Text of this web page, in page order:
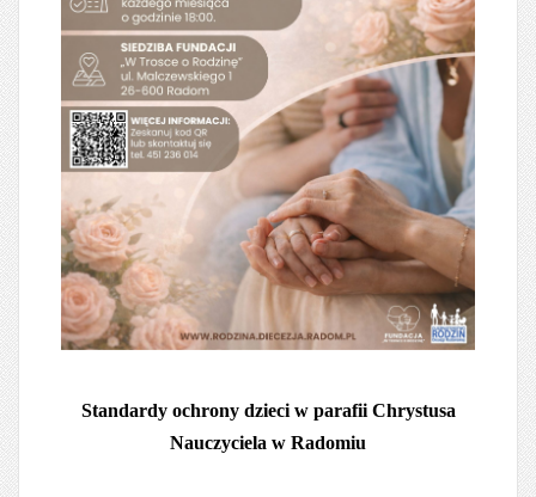
Standardy ochrony dzieci w parafii Chrystusa
Nauczyciela w Radomiu